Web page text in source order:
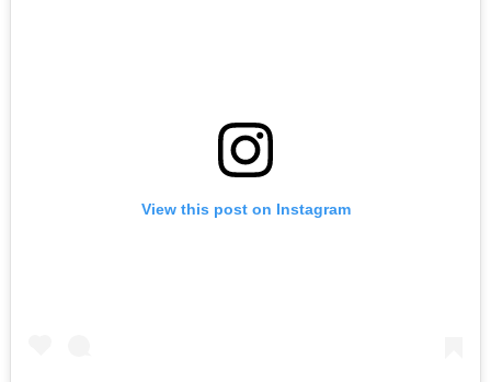
View this post on Instagram